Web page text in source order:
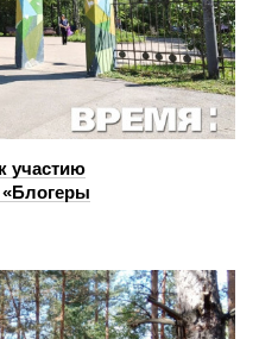
участию
«Блогеры